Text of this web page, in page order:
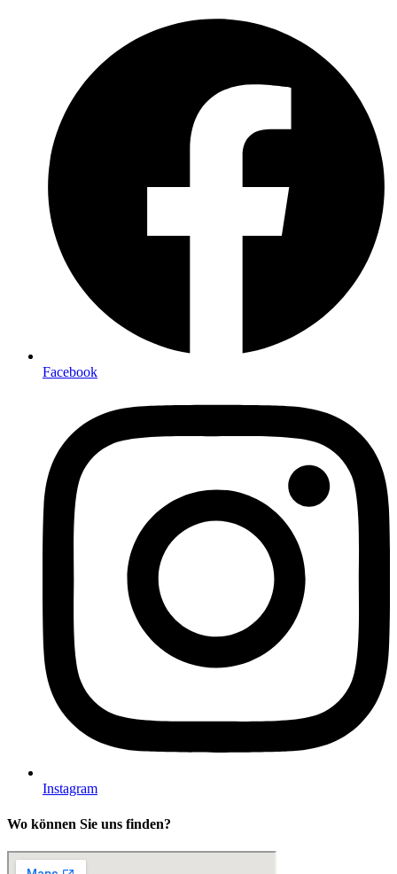
Facebook
Instagram
Wo können Sie uns finden?